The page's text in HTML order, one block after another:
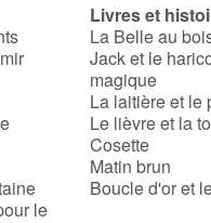
le
Livres et
La Belle au
Jack et le
magique
La laitière et le
Le lièvre et la
Cosette
Matin brun
Boucle d'or et